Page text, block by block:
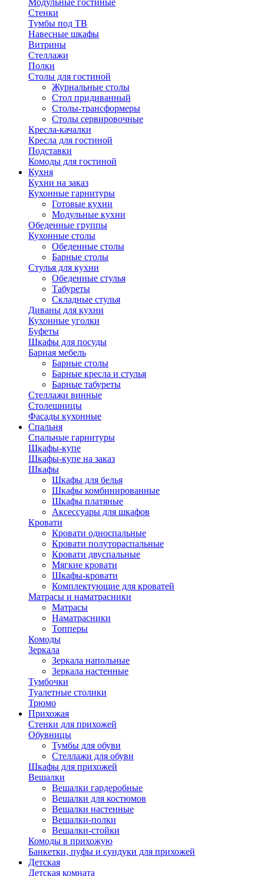
Модульные гостиные
Стенки
Тумбы под ТВ
Навесные шкафы
Витрины
Стеллажи
Полки
Столы для гостиной
Журнальные столы
Стол придиванный
Столы-трансформеры
Столы сервировочные
Кресла-качалки
Кресла для гостиной
Подставки
Комоды для гостиной
Кухня
Кухни на заказ
Кухонные гарнитуры
Готовые кухни
Модульные кухни
Обеденные группы
Кухонные столы
Обеденные столы
Барные столы
Стулья для кухни
Обеденные стулья
Табуреты
Складные стулья
Диваны для кухни
Кухонные уголки
Буфеты
Шкафы для посуды
Барная мебель
Барные столы
Барные кресла и стулья
Барные табуреты
Стеллажи винные
Столешницы
Фасады кухонные
Спальня
Спальные гарнитуры
Шкафы-купе
Шкафы-купе на заказ
Шкафы
Шкафы для белья
Шкафы комбинированные
Шкафы платяные
Аксессуары для шкафов
Кровати
Кровати односпальные
Кровати полутораспальные
Кровати двуспальные
Мягкие кровати
Шкафы-кровати
Комплектующие для кроватей
Матрасы и наматрасники
Матрасы
Наматрасники
Топперы
Комоды
Зеркала
Зеркала напольные
Зеркала настенные
Тумбочки
Туалетные столики
Трюмо
Прихожая
Стенки для прихожей
Обувницы
Тумбы для обуви
Стеллажи для обуви
Шкафы для прихожей
Вешалки
Вешалки гардеробные
Вешалки для костюмов
Вешалки настенные
Вешалки-полки
Вешалки-стойки
Комоды в прихожую
Банкетки, пуфы и сундуки для прихожей
Детская
Детская комната